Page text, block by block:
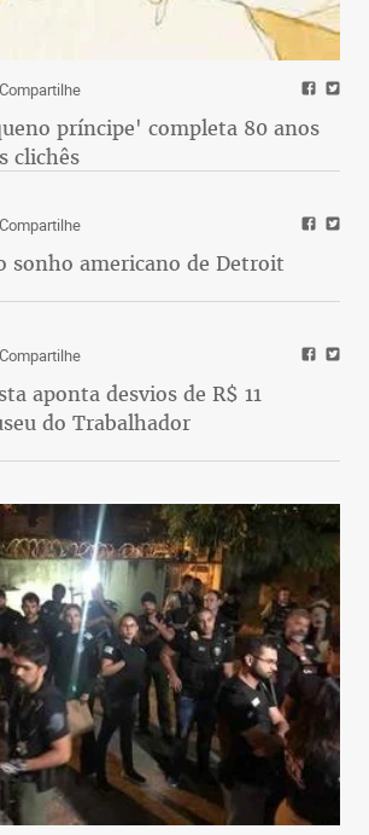
príncipe' completa 80 anos
clichês
sonho americano de Detroit
aponta desvios de R$ 11
do Trabalhador